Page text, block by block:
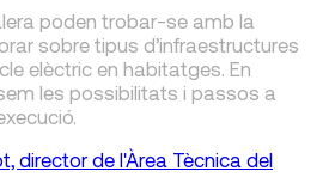
poden trobar-se amb la
sobre tipus d’infraestructures
elèctric en habitatges. En
les possibilitats i passos a
director de l'Àrea Tècnica del